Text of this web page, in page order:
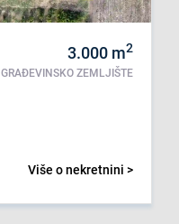
3.000 m2
GRAĐEVINSKO ZEMLJIŠTE
Više o nekretnini >